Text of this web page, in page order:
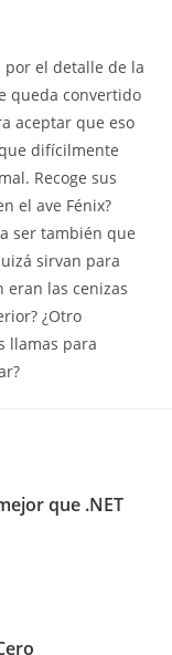
por el detalle de la
queda convertido
aceptar que eso
difícilmente
Recoge sus
el ave Fénix?
ser también que
sirvan para
eran las cenizas
¿Otro
llamas para
que .NET